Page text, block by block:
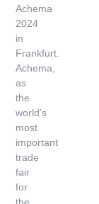
Achema
2024
in
Frankfurt.
Achema,
as
the
world’s
most
important
trade
fair
for